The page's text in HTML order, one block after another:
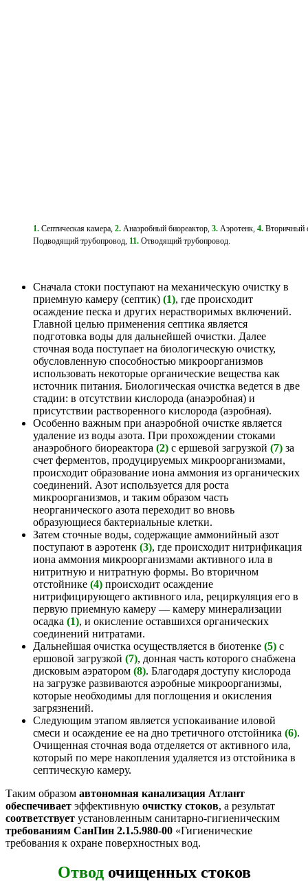
1. Септическая камера, 2. Анаэробный биореактор, 3. Аэротенк, 4. Вторичный
Подводящий трубопровод, 11. Отводящий трубопровод.
Сначала стоки поступают на механическую очистку в
приемную камеру (септик) (1), где происходит
осаждение песка и других нерастворимых включений.
Главной целью применения септика является
подготовка воды для дальнейшей очистки. Далее
сточная вода поступает на биологическую очистку,
обусловленную способностью микроорганизмов
использовать некоторые органические вещества как
источник питания. Биологическая очистка ведется в две
стадии: в отсутствии кислорода (анаэробная) и
присутствии растворенного кислорода (аэробная).
Особенно важным при анаэробной очистке является
удаление из воды азота. При прохождении стоками
анаэробного биореактора (2) с ершевой загрузкой (7) за
счет ферментов, продуцируемых микроорганизмами,
происходит образование иона аммония из органических
соединений. Азот используется для роста
микроорганизмов, и таким образом часть
неорганического азота переходит во вновь
образующиеся бактериальные клетки.
Затем сточные воды, содержащие аммонийный азот
поступают в аэротенк (3), где происходит нитрификация
иона аммония микроорганизмами активного ила в
нитритную и нитратную формы. Во вторичном
отстойнике (4) происходит осаждение
нитрифицирующего активного ила, рециркуляция его в
первую приемную камеру — камеру минерализации
осадка (1), и окисление оставшихся органических
соединений нитратами.
Дальнейшая очистка осуществляется в биотенке (5) с
ершовой загрузкой (7), донная часть которого снабжена
дисковым аэратором (8). Благодаря доступу кислорода
на загрузке развиваются аэробные микроорганизмы,
которые необходимы для поглощения и окисления
загрязнений.
Следующим этапом является успокаивание иловой
смеси и осаждение ее на дно третичного отстойника (6).
Очищенная сточная вода отделяется от активного ила,
который по мере накопления удаляется из отстойника в
септическую камеру.
Таким образом автономная канализация Атлант
обеспечивает эффективную очистку стоков, а результат
соответствует установленным санитарно-гигиеническим
требованиям СанПин 2.1.5.980-00 «Гигиенические
требования к охране поверхностных вод.
Отводочищенных стоков